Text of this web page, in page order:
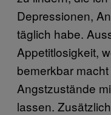
Depressionen,
täglich habe.
Appetitlosigkeit,
bemerkbar
Angstzustände
lassen.